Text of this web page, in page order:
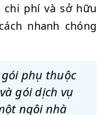
chi phí và sở hữu
nhanh chóng
phụ thuộc
gói dịch vụ
ngôi nhà